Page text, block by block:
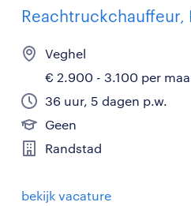
Reachtruckchauffeur,
Veghel
€ 2.900 - 3.100 per
36 uur, 5 dagen p.w.
Geen
Randstad
bekijk vacature